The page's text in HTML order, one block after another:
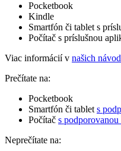
Pocketbook
Kindle
Smartfón či tablet s
Počítač s príslušnou
Viac informácií v našich
Prečítate na:
Pocketbook
Smartfón či tablet s
Počítač s
Neprečítate na: